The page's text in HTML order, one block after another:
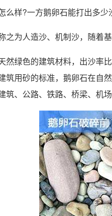
样?一方鹅卵石能打出多少
为人造沙、机制沙，随着基
绿色的建筑材料，出沙率比
筑用砂的标准，鹅卵石在自
筑、公路、铁路、桥梁、机